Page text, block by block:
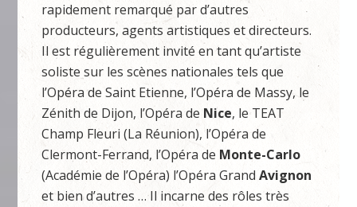
rapidement remarqué par d’autres
producteurs, agents artistiques et directeurs.
Il est régulièrement invité en tant qu’artiste
soliste sur les scènes nationales tels que
l’Opéra de Saint Etienne, l’Opéra de Massy, le
Zénith de Dijon, l’Opéra de Nice, le TEAT
Champ Fleuri (La Réunion), l’Opéra de
Clermont-Ferrand, l’Opéra de Monte-Carlo
(Académie de l’Opéra) l’Opéra GrandAvignon
et bien d’autres … Il incarne des rôles très